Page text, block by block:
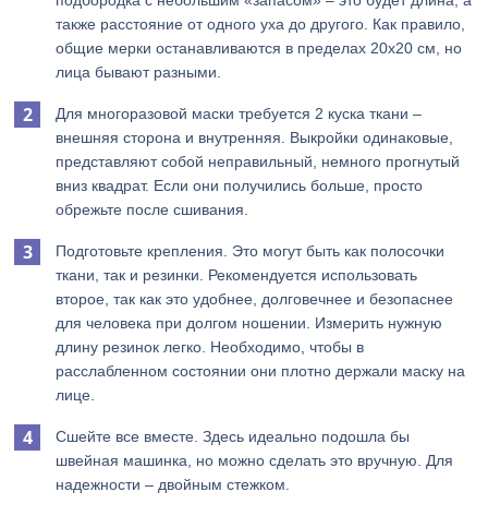
также расстояние от одного уха до другого. Как правило,
общие мерки останавливаются в пределах 20х20 см, но
лица бывают разными.
Для многоразовой маски требуется 2 куска ткани –
внешняя сторона и внутренняя. Выкройки одинаковые,
представляют собой неправильный, немного прогнутый
вниз квадрат. Если они получились больше, просто
обрежьте после сшивания.
Подготовьте крепления. Это могут быть как полосочки
ткани, так и резинки. Рекомендуется использовать
второе, так как это удобнее, долговечнее и безопаснее
для человека при долгом ношении. Измерить нужную
длину резинок легко. Необходимо, чтобы в
расслабленном состоянии они плотно держали маску на
лице.
Сшейте все вместе. Здесь идеально подошла бы
швейная машинка, но можно сделать это вручную. Для
надежности – двойным стежком.